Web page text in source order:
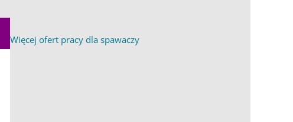
Więcej ofert pracy dla spawaczy